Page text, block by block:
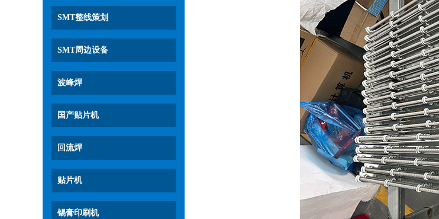
SMT整线策划
SMT周边设备
波峰焊
国产贴片机
回流焊
贴片机
锡膏印刷机